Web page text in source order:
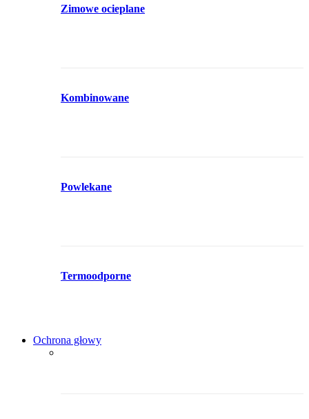
Zimowe ocieplane
Kombinowane
Powlekane
Termoodporne
Ochrona głowy